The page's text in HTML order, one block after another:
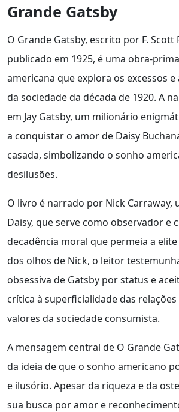
Grande Gatsby
O Grande Gatsby, escrito por F. Scott
publicado em 1925, é uma obra-
americana que explora os excessos
da sociedade da década de 1920. A
em Jay Gatsby, um milionário
a conquistar o amor de Daisy
casada, simbolizando o sonho
desilusões.
O livro é narrado por Nick Carraway,
Daisy, que serve como observador e
decadência moral que permeia a
dos olhos de Nick, o leitor
obsessiva de Gatsby por status e
crítica à superficialidade das relações
valores da sociedade consumista.
A mensagem central de O Grande
da ideia de que o sonho americano
e ilusório. Apesar da riqueza e da
sua busca por amor e